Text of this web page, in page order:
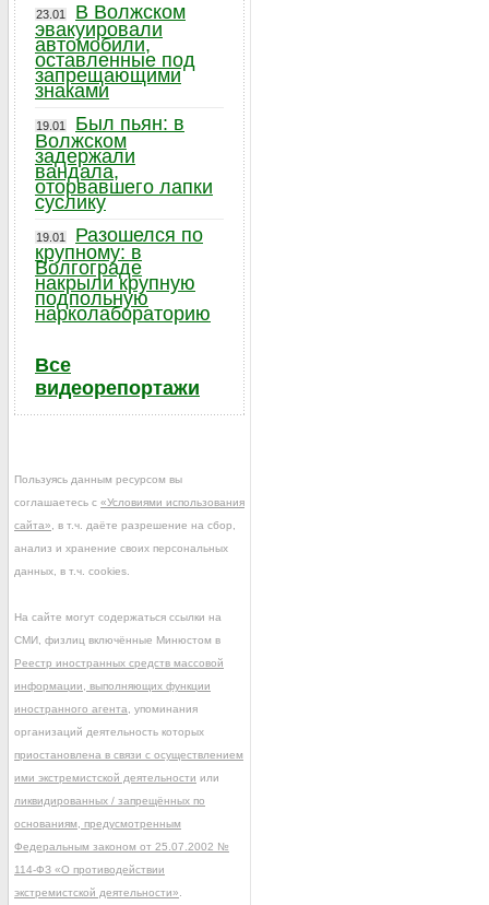
23.01
В Волжском
эвакуировали
автомобили,
оставленные под
запрещающими
знаками
19.01
Был пьян: в
Волжском
задержали
вандала,
оторвавшего лапки
суслику
19.01
Разошелся по
крупному: в
Волгограде
накрыли крупную
подпольную
нарколабораторию
Все
видеорепортажи
Пользуясь данным ресурсом вы
соглашаетесь с «Условиями использования
сайта» , в т.ч. даёте разрешение на сбор,
анализ и хранение своих персональных
данных, в т.ч. cookies.
На сайте могут содержаться ссылки на
СМИ, физлиц включённые Минюстом в
Реестр иностранных средств массовой
информации, выполняющих функции
иностранного агента , упоминания
организаций деятельность которых
приостановлена в связи с осуществлением
ими экстремистской деятельности или
ликвидированных / запрещённых по
основаниям, предусмотренным
Федеральным законом от 25.07.2002 №
114-ФЗ «О противодействии
экстремистской деятельности»